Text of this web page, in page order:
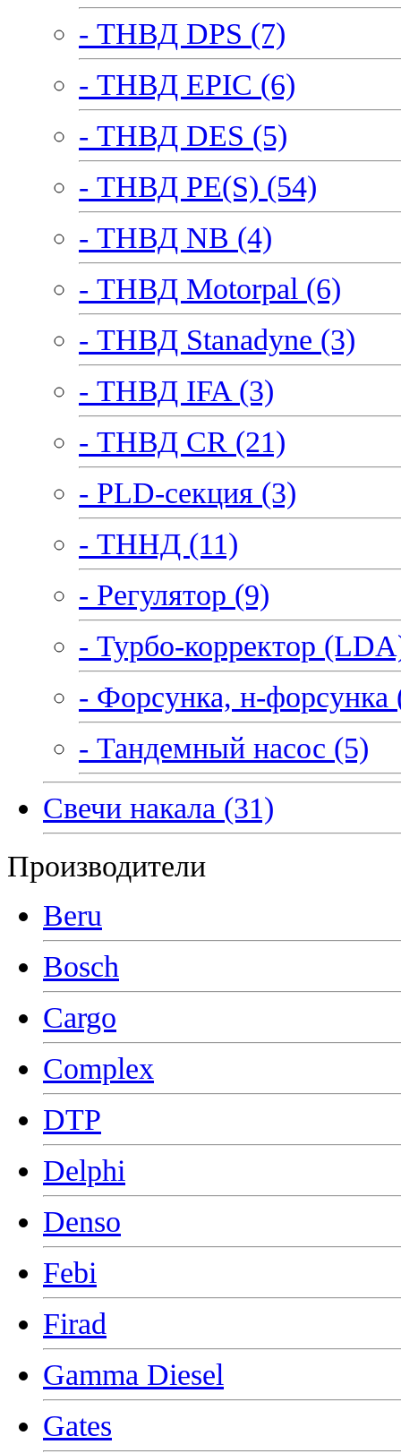
- ТНВД DPS (7)
- ТНВД EPIC (6)
- ТНВД DES (5)
- ТНВД PE(S) (54)
- ТНВД NB (4)
- ТНВД Motorpal (6)
- ТНВД Stanadyne (3)
- ТНВД IFA (3)
- ТНВД CR (21)
- PLD-секция (3)
- ТННД (11)
- Регулятор (9)
- Турбо-корректор
- Форсунка, н-форсунка
- Тандемный насос (5)
Свечи накала (31)
Производители
Beru
Bosch
Cargo
Complex
DTP
Delphi
Denso
Febi
Firad
Gamma Diesel
Gates